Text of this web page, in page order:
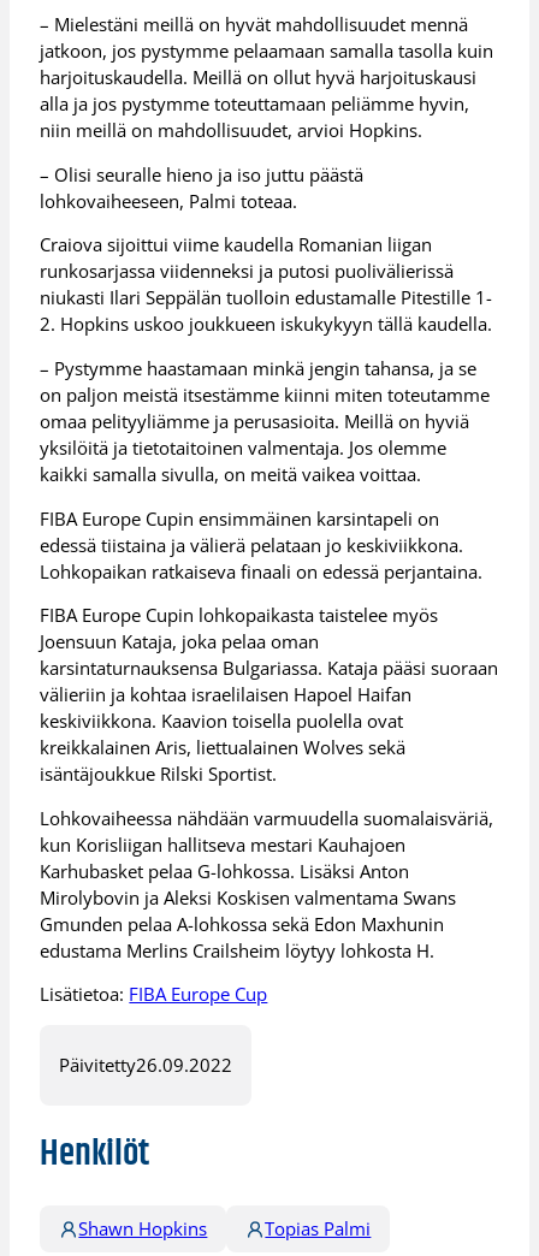
– Mielestäni meillä on hyvät mahdollisuudet mennä
jatkoon, jos pystymme pelaamaan samalla tasolla kuin
harjoituskaudella. Meillä on ollut hyvä harjoituskausi
alla ja jos pystymme toteuttamaan peliämme hyvin,
niin meillä on mahdollisuudet, arvioi Hopkins.
– Olisi seuralle hieno ja iso juttu päästä
lohkovaiheeseen, Palmi toteaa.
Craiova sijoittui viime kaudella Romanian liigan
runkosarjassa viidenneksi ja putosi puolivälierissä
niukasti Ilari Seppälän tuolloin edustamalle Pitestille 1-
2. Hopkins uskoo joukkueen iskukykyyn tällä kaudella.
– Pystymme haastamaan minkä jengin tahansa, ja se
on paljon meistä itsestämme kiinni miten toteutamme
omaa pelityyliämme ja perusasioita. Meillä on hyviä
yksilöitä ja tietotaitoinen valmentaja. Jos olemme
kaikki samalla sivulla, on meitä vaikea voittaa.
FIBA Europe Cupin ensimmäinen karsintapeli on
edessä tiistaina ja välierä pelataan jo keskiviikkona.
Lohkopaikan ratkaiseva finaali on edessä perjantaina.
FIBA Europe Cupin lohkopaikasta taistelee myös
Joensuun Kataja, joka pelaa oman
karsintaturnauksensa Bulgariassa. Kataja pääsi suoraan
välieriin ja kohtaa israelilaisen Hapoel Haifan
keskiviikkona. Kaavion toisella puolella ovat
kreikkalainen Aris, liettualainen Wolves sekä
isäntäjoukkue Rilski Sportist.
Lohkovaiheessa nähdään varmuudella suomalaisväriä,
kun Korisliigan hallitseva mestari Kauhajoen
Karhubasket pelaa G-lohkossa. Lisäksi Anton
Mirolybovin ja Aleksi Koskisen valmentama Swans
Gmunden pelaa A-lohkossa sekä Edon Maxhunin
edustama Merlins Crailsheim löytyy lohkosta H.
Lisätietoa: FIBA Europe Cup
Päivitetty26.09.2022
Henkilöt
Shawn Hopkins Topias Palmi